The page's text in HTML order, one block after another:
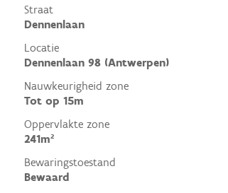
Straat
Dennenlaan
Locatie
Dennenlaan 98 (Antwerpen)
Nauwkeurigheid zone
Tot op 15m
Oppervlakte zone
241m²
Bewaringstoestand
Bewaard